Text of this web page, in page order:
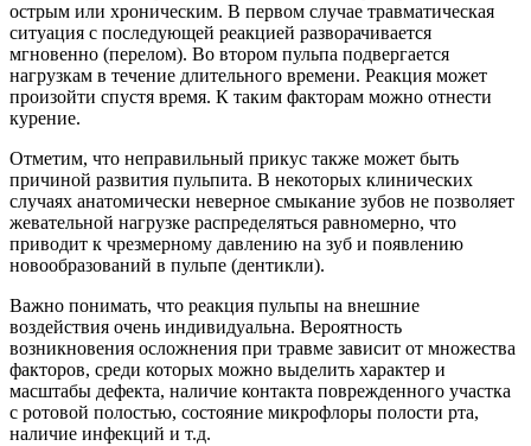
острым или хроническим. В первом случае травматическая
ситуация с последующей реакцией разворачивается
мгновенно (перелом). Во втором пульпа подвергается
нагрузкам в течение длительного времени. Реакция может
произойти спустя время. К таким факторам можно отнести
курение.
Отметим, что неправильный прикус также может быть
причиной развития пульпита. В некоторых клинических
случаях анатомически неверное смыкание зубов не позволяет
жевательной нагрузке распределяться равномерно, что
приводит к чрезмерному давлению на зуб и появлению
новообразований в пульпе (дентикли).
Важно понимать, что реакция пульпы на внешние
воздействия очень индивидуальна. Вероятность
возникновения осложнения при травме зависит от множества
факторов, среди которых можно выделить характер и
масштабы дефекта, наличие контакта поврежденного участка
с ротовой полостью, состояние микрофлоры полости рта,
наличие инфекций и т.д.